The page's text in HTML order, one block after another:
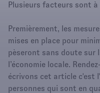
Plusieurs facteurs sont à
Premièrement, les
mises en place pour
pèseront sans doute sur
l’économie locale.
écrivons cet article c'est
personnes qui sont en